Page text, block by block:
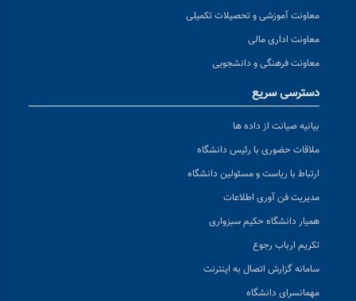
معاونت آموزشی و تحصیلات تکمیلی
معاونت اداری مالی
معاونت فرهنگی و دانشجویی
دسترسی سریع
بیانیه صیانت از داده ها
ملاقات حضوری با رئیس دانشگاه
ارتباط با ریاست و مسئولین دانشگاه
مدیریت فن آوری اطلاعات
همیار دانشگاه حکیم سبزواری
تکریم ارباب رجوع
سامانه گزارش اتصال به اینترنت
مهمانسرای دانشگاه